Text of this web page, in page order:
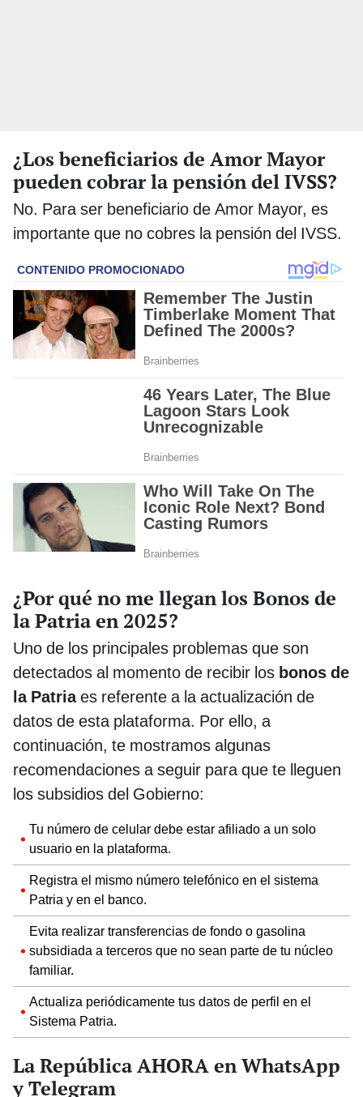
¿Los beneficiarios de Amor Mayor
pueden cobrar la pensión del IVSS?
No. Para ser beneficiario de Amor Mayor, es
importante que no cobres la pensión del IVSS.
¿Por qué no me llegan los Bonos de
la Patria en 2025?
Uno de los principales problemas que son
detectados al momento de recibir los bonos de
la Patriaes referente a la actualización de
datos de esta plataforma. Por ello, a
continuación, te mostramos algunas
recomendaciones a seguir para que te lleguen
los subsidios del Gobierno:
Tu número de celular debe estar afiliado a un solo
usuario en la plataforma.
Registra el mismo número telefónico en el sistema
Patria y en el banco.
Evita realizar transferencias de fondo o gasolina
subsidiada a terceros que no sean parte de tu núcleo
familiar.
Actualiza periódicamente tus datos de perfil en el
Sistema Patria.
La República AHORA en WhatsApp
y Telegram